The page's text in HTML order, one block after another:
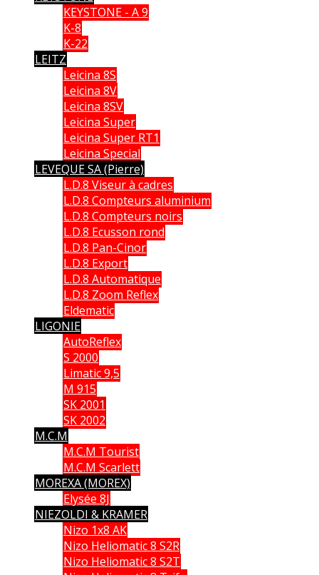
KEYSTONE - A 9
K-8
K-22
LEITZ
Leicina 8S
Leicina 8V
Leicina 8SV
Leicina Super
Leicina Super RT1
Leicina Special
LEVEQUE SA (Pierre)
L.D.8 Viseur à cadres
L.D.8 Compteurs aluminium
L.D.8 Compteurs noirs
L.D.8 Ecusson rond
L.D.8 Pan-Cinor
L.D.8 Export
L.D.8 Automatique
L.D.8 Zoom Reflex
Eldematic
LIGONIE
AutoReflex
S 2000
Limatic 9,5
M 915
SK 2001
SK 2002
M.C.M
M.C.M Tourist
M.C.M Scarlett
MOREXA (MOREX)
Elysée 8J
NIEZOLDI & KRAMER
Nizo 1x8 AK
Nizo Heliomatic 8 S2R
Nizo Heliomatic 8 S2T